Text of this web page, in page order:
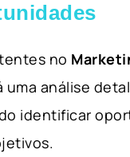
no
análise
identificar